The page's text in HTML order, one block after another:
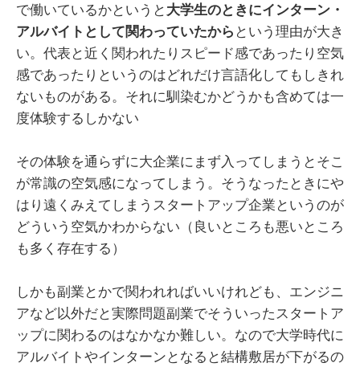
で働いているかというと 大学生のときにインターン・
アルバイトとして関わっていたから という理由が大き
い。代表と近く関われたりスピード感であったり空気
感であったりというのはどれだけ言語化してもしきれ
ないものがある。それに馴染むかどうかも含めては一
度体験するしかない
その体験を通らずに大企業にまず入ってしまうとそこ
が常識の空気感になってしまう。そうなったときにや
はり遠くみえてしまうスタートアップ企業というのが
どういう空気かわからない（良いところも悪いところ
も多く存在する）
しかも副業とかで関われればいいけれども、エンジニ
アなど以外だと実際問題副業でそういったスタートア
ップに関わるのはなかなか難しい。なので大学時代に
アルバイトやインターンとなると結構敷居が下がるの